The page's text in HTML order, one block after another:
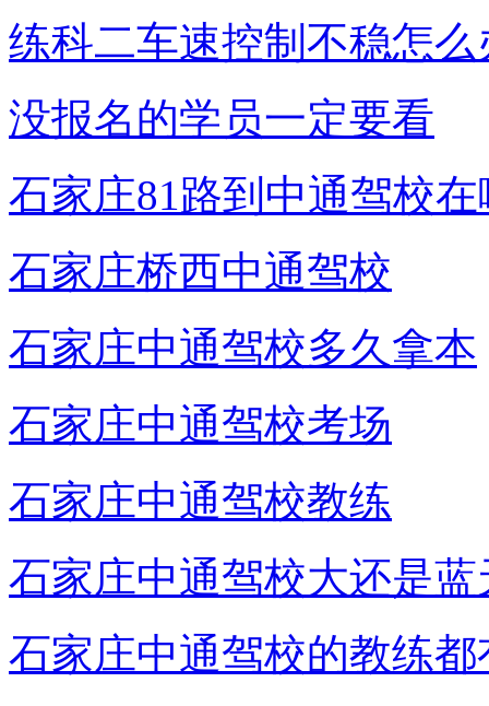
练科二车速控制不稳怎么
没报名的学员一定要看
石家庄81路到中通驾校
石家庄桥西中通驾校
石家庄中通驾校多久拿本
石家庄中通驾校考场
石家庄中通驾校教练
石家庄中通驾校大还是
石家庄中通驾校的教练都